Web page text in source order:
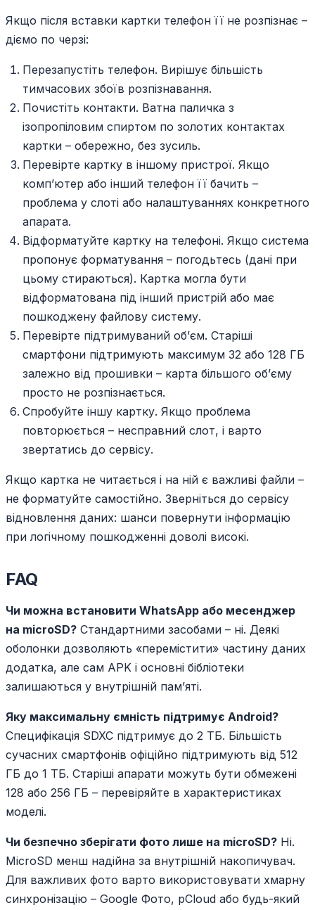
Якщо після вставки картки телефон її не розпізнає –
діємо по черзі:
Перезапустіть телефон. Вирішує більшість
тимчасових збоїв розпізнавання.
Почистіть контакти. Ватна паличка з
ізопропіловим спиртом по золотих контактах
картки – обережно, без зусиль.
Перевірте картку в іншому пристрої. Якщо
комп’ютер або інший телефон її бачить –
проблема у слоті або налаштуваннях конкретного
апарата.
Відформатуйте картку на телефоні. Якщо система
пропонує форматування – погодьтесь (дані при
цьому стираються). Картка могла бути
відформатована під інший пристрій або має
пошкоджену файлову систему.
Перевірте підтримуваний об’єм. Старіші
смартфони підтримують максимум 32 або 128 ГБ
залежно від прошивки – карта більшого об’єму
просто не розпізнається.
Спробуйте іншу картку. Якщо проблема
повторюється – несправний слот, і варто
звертатись до сервісу.
Якщо картка не читається і на ній є важливі файли –
не форматуйте самостійно. Зверніться до сервісу
відновлення даних: шанси повернути інформацію
при логічному пошкодженні доволі високі.
FAQ
Чи можна встановити WhatsApp або месенджер
на microSD? Стандартними засобами – ні. Деякі
оболонки дозволяють «перемістити» частину даних
додатка, але сам APK і основні бібліотеки
залишаються у внутрішній пам’яті.
Яку максимальну ємність підтримує Android?
Специфікація SDXC підтримує до 2 ТБ. Більшість
сучасних смартфонів офіційно підтримують від 512
ГБ до 1 ТБ. Старіші апарати можуть бути обмежені
128 або 256 ГБ – перевіряйте в характеристиках
моделі.
Чи безпечно зберігати фото лише на microSD? Ні.
MicroSD менш надійна за внутрішній накопичувач.
Для важливих фото варто використовувати хмарну
синхронізацію – Google Фото, pCloud або будь-який